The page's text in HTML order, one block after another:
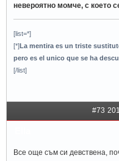
невероятно момче, с което
[list=*]
[*]La mentira es un triste
pero es el unico que se ha
[/list]
#73
Все още съм си девствена,